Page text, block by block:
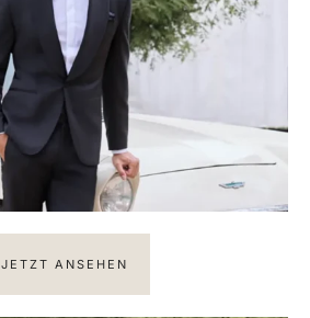
JETZT ANSEHEN